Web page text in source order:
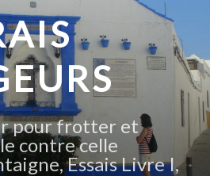
pour frotter et
contre celle
Essais Livre I,